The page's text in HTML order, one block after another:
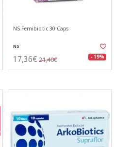
NS Femibiotic 30 Caps
NS
17,36€ 21,40€ - 19%